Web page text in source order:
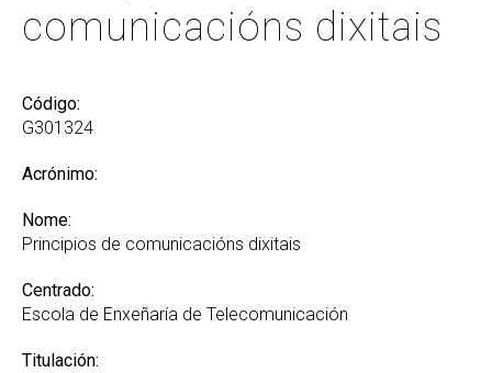
comunicacións dixitais
Código:
G301324
Acrónimo:
Nome:
Principios de comunicacións dixitais
Centrado:
Escola de Enxeñaría de Telecomunicación
Titulación: